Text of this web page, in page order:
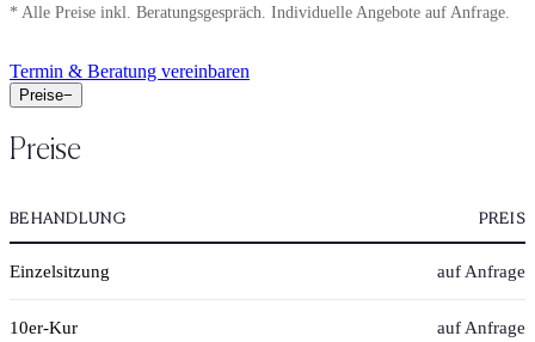
* Alle Preise inkl. Beratungsgespräch. Individuelle Angebote auf Anfrage.
Termin & Beratung vereinbaren
Preise−
Preise
BEHANDLUNG PREIS
Einzelsitzung auf Anfrage
10er-Kur auf Anfrage